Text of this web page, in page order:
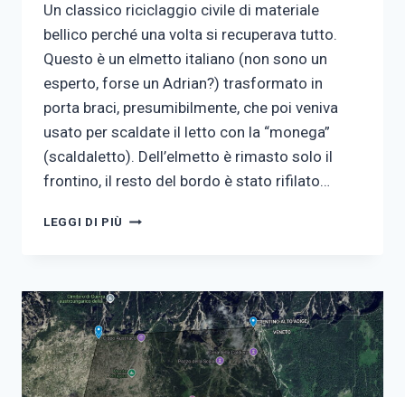
Un classico riciclaggio civile di materiale
bellico perché una volta si recuperava tutto.
Questo è un elmetto italiano (non sono un
esperto, forse un Adrian?) trasformato in
porta braci, presumibilmente, che poi veniva
usato per scaldate il letto con la “monega”
(scaldaletto). Dell’elmetto è rimasto solo il
frontino, il resto del bordo è stato rifilato…
LEGGI DI PIÙ ELMETTO
BRACI